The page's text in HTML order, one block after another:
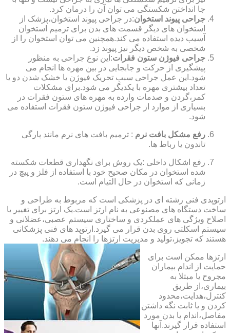
جا انداختن شکستگی می توان آن را درمان کرد.
جراحی پیوند استخوان:در جراحی پیوند استخوان،پزشک از
استخوان های دیگر قسمت های بدن برای ترمیم استخوان
آسیب دیده استفاده می کند.همچنین می توان استخوان را از
شخصی به شخص دیگر نیز پیوند زد.
جراحی فیوژن ستون فقرات:این نوع جراحی به منظور
پیشگیری از حرکت و جابجایی در بین مهره ها انجام می
شود.این عمل جراحی سبب تحریک فیوژن یا خشک شدن دو یا
تعداد بیشتری مهره با یکدیگر می شود.برای مشکلات
کمر،گردن و صدمات وارده به مهره های ستون فقرات در
بسیاری از موارد از جراحی فیوژن ستون فقرات استفاده می
شود.
رفع مشکل بافت نرم : ترمیم بافت های نرم مانند پارگی
تاندون یا رباط ها.
رفع اشکال داخلی :یک روش برای نگهداری قطعات شکسته
شده استخوان در مکان صحیح خود با استفاده از فلز و پیچ در
زمانی که استخوان در حال التیام است.
ارتوپدی فنی رشته ای در پزشکی است که مربوط به طراحی و
ساخت دستگاه های مصنوعی به نام ارتز است.یک ارتز برای تغییر یا
اصلاح ویژگی های عملکردی و ساختاری سیستم عصبی،عضلانی و
سیستم اسکلتی روی بدن قرار می گیرد.ارتوپد های فنی پزشکانی
هستند که تجویز،تولید و مدیریت ارتزها را انجام می دهند.
ارتزها ممکن است برای
حمایت از اندام بیماران
مجروح یا مبتلا به
بیماری،از طریق
کنترل،هدایت،محدود
کردن و یا ثابت نگه داشتن
مفاصل،اندام یا بدن مورد
استفاده قرار گیرند.آنها